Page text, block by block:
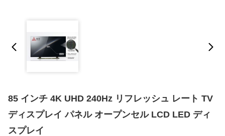
85 インチ 4K UHD 240Hz リフレッシュ レート TV
ディスプレイ パネル オープンセル LCD LED ディ
スプレイ